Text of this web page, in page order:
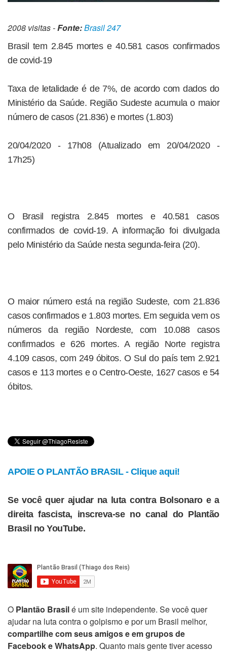
2008 visitas -Fonte:Brasil 247
Brasil tem 2.845 mortes e 40.581 casos confirmados
de covid-19
Taxa de letalidade é de 7%, de acordo com dados do
Ministério da Saúde. Região Sudeste acumula o maior
número de casos (21.836) e mortes (1.803)
20/04/2020 - 17h08 (Atualizado em 20/04/2020 -
17h25)
O Brasil registra 2.845 mortes e 40.581 casos
confirmados de covid-19. A informação foi divulgada
pelo Ministério da Saúde nesta segunda-feira (20).
O maior número está na região Sudeste, com 21.836
casos confirmados e 1.803 mortes. Em seguida vem os
números da região Nordeste, com 10.088 casos
confirmados e 626 mortes. A região Norte registra
4.109 casos, com 249 óbitos. O Sul do país tem 2.921
casos e 113 mortes e o Centro-Oeste, 1627 casos e 54
óbitos.
APOIE O PLANTÃO BRASIL - Clique aqui!
Se você quer ajudar na luta contra Bolsonaro e a
direita fascista, inscreva-se no canal do Plantão
Brasil no YouTube.
O Plantão Brasilé um site independente. Se você quer
ajudar na luta contra o golpismo e por um Brasil melhor,
compartilhe com seus amigos e em grupos de
Facebook e WhatsApp. Quanto mais gente tiver acesso